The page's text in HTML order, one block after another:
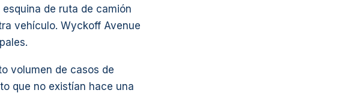
de ruta de camión
vehículo. Wyckoff Avenue
volumen de casos de
que no existían hace una